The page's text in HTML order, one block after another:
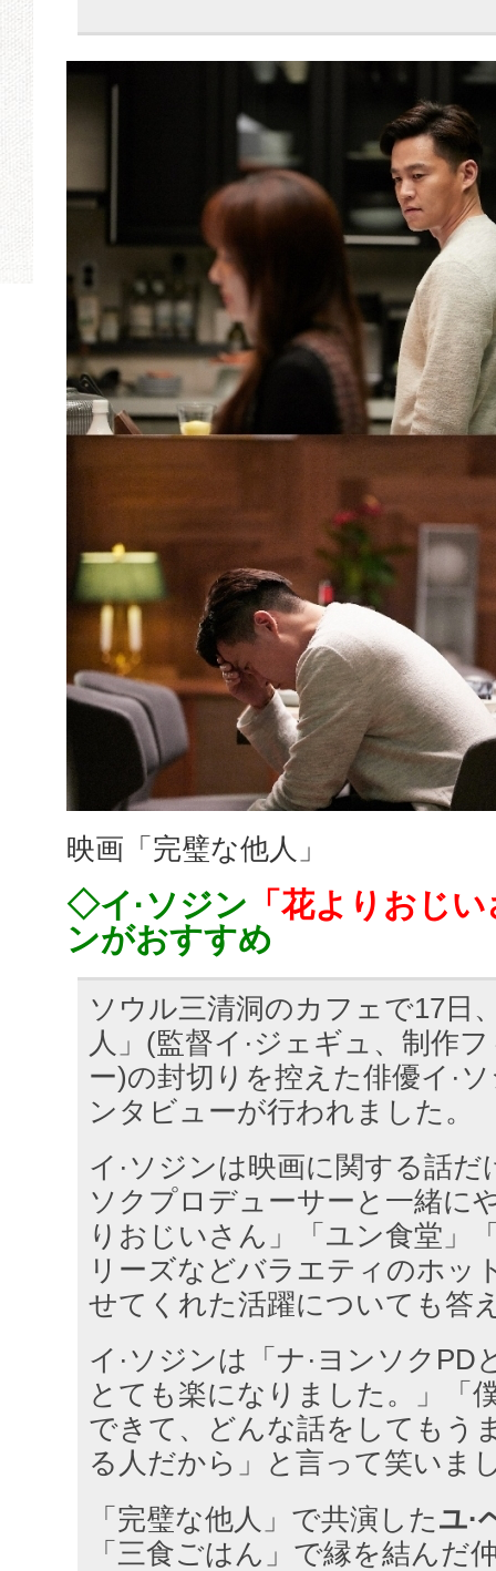
映画「完璧な他人」
◇イ·ソジン 「花よりおじ
ンがおすすめ
ソウル三清洞のカフェで17日
人」(監督イ·ジェギュ、制作
ー)の封切りを控えた俳優イ·
ンタビューが行われました。
イ·ソジンは映画に関する話だ
ソクプロデューサーと一緒に
りおじいさん」「ユン食堂」
リーズなどバラエティのホッ
せてくれた活躍についても答
イ·ソジンは「ナ·ヨンソクPD
とても楽になりました。」「
できて、どんな話をしてもう
る人だから」と言って笑いま
「完璧な他人」で共演したユ·
「三食ごはん」で縁を結んだ